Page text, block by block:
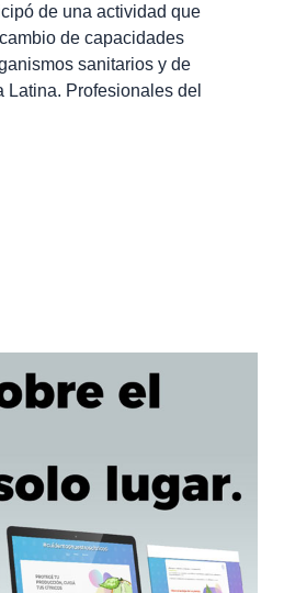
de una actividad que
de capacidades
sanitarios y de
Latina. Profesionales del